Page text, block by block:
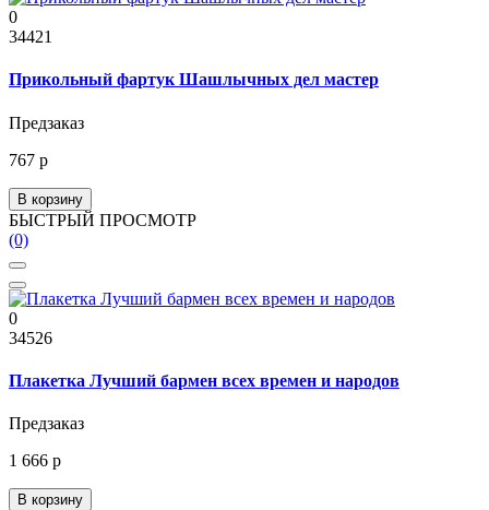
0
34421
Прикольный фартук Шашлычных дел мастер
Предзаказ
767 р
В корзину
БЫСТРЫЙ ПРОСМОТР
(0)
0
34526
Плакетка Лучший бармен всех времен и народов
Предзаказ
1 666 р
В корзину